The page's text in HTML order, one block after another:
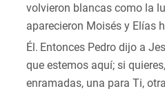
volvieron blancas como la
aparecieron Moisés y Elías
Él. Entonces Pedro dijo a
que estemos aquí; si
enramadas, una para Ti,